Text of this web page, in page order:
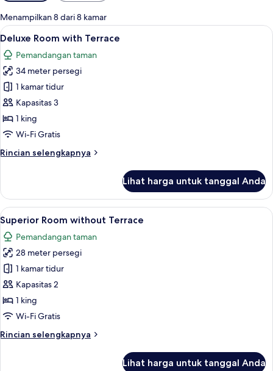
untuk
kamar
Menampilkan 8 dari 8 kamar
Lihat
semua
foto
untuk
Deluxe
Room
with
Terrace
Deluxe Room with Terrace |
5
Deluxe Room with Terrace
Pemandangan taman
34 meter persegi
1 kamar tidur
Kapasitas 3
1 king
Wi-Fi Gratis
Rincian selengkapnya
Rincian
Deluxe
Room
with
Terrace
Lihat harga untuk tanggal Anda
Lihat
semua
foto
untuk
Superior
Room
without
Terrace
Superior Room without Terrace |
5
Superior Room without Terrace
Pemandangan taman
28 meter persegi
1 kamar tidur
Kapasitas 2
1 king
Wi-Fi Gratis
Rincian selengkapnya
Rincian
Lihat harga untuk tanggal Anda